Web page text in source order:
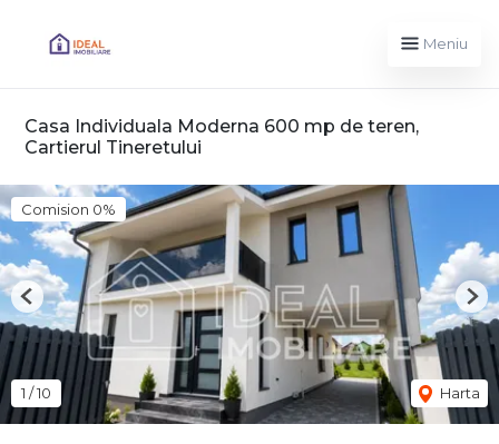
Meniu
Casa Individuala Moderna 600 mp de teren,
Cartierul Tineretului
Comision 0%
1 /10 Harta
Previous